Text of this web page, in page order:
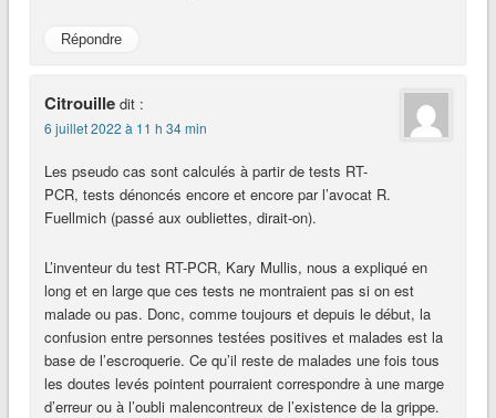
Répondre
Citrouille dit :
6 juillet 2022 à 11 h 34 min
Les pseudo cas sont calculés à partir de tests RT-
PCR, tests dénoncés encore et encore par l’avocat R.
Fuellmich (passé aux oubliettes, dirait-on).
L’inventeur du test RT-PCR, Kary Mullis, nous a expliqué en
long et en large que ces tests ne montraient pas si on est
malade ou pas. Donc, comme toujours et depuis le début, la
confusion entre personnes testées positives et malades est la
base de l’escroquerie. Ce qu’il reste de malades une fois tous
les doutes levés pointent pourraient correspondre à une marge
d’erreur ou à l’oubli malencontreux de l’existence de la grippe.